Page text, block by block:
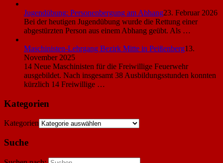
Jugendübung: Personenbergung am Abhang23. Februar 2026
Bei der heutigen Jugendübung wurde die Rettung einer
abgestürzten Person aus einem Abhang geübt. Als …
Maschinisten-Lehrgang Bezirk Mitte in Peißenberg13.
November 2025
14 Neue Maschinisten für die Freiwillige Feuerwehr
ausgebildet. Nach insgesamt 38 Ausbildungsstunden konnten
kürzlich 14 Freiwillige …
Kategorien
Kategorien
Suche